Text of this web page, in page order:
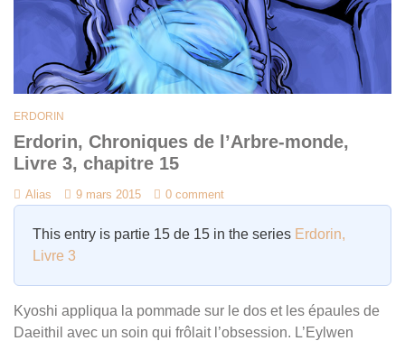
ERDORIN
Erdorin, Chroniques de l’Arbre-monde,
Livre 3, chapitre 15
Alias 9 mars 2015 0 comment
This entry is partie 15 de 15 in the series Erdorin,
Livre 3
Kyoshi appliqua la pommade sur le dos et les épaules de
Daeithil avec un soin qui frôlait l’obsession. L’Eylwen